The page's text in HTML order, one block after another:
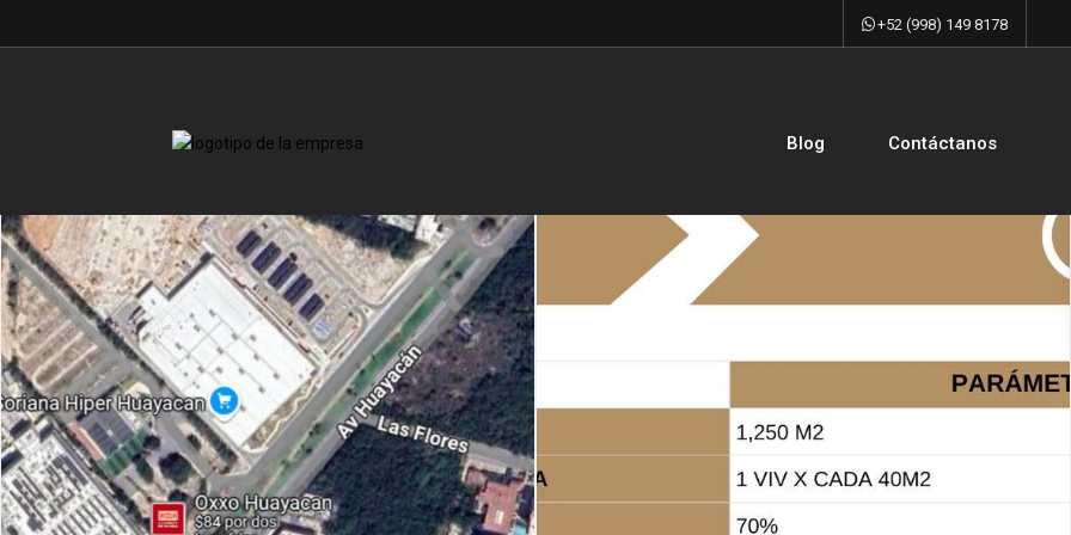
+52 (998) 149 8178
Blog Contáctanos